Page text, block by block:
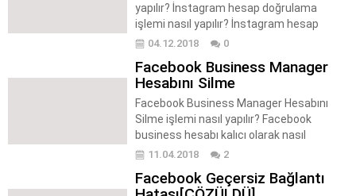
Hesabı Nasıl Açılır? Hesabınız İntagram
yetkilileri tarafından kapatıldı ise eğer bu
hesabı tekrar geri almanız...
yapılır? İnstagram hesap doğrulama
işlemi nasıl yapılır? İnstagram hesap
onaylama nasıl yapılır? İnstagram hesap
İnstagram hesap onaylama başvurusu
nasıl gönderilir? İnstagram mavi tik nasıl
alınır? İnstagram hesap doğrulama nasıl
yapılır? İnstagram tarafından merakla
beklenen özellik sonunda kullanıcılar ile
buluştu. Artık instagram’da...
04.12.2018 0
Facebook Business Manager
Hesabını Silme
Facebook Business Manager Hesabını
Silme işlemi nasıl yapılır? Facebook
business hesabı kalıcı olarak nasıl
kaldırılır? Facebook işletme hesabı nasıl
nasıl kaldırılır? Facebook business
11.04.2018 2
Facebook Geçersiz Bağlantı